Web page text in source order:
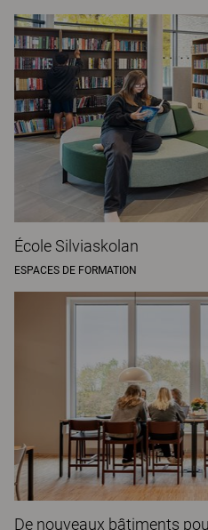
École Silviaskolan
ESPACES DE FORMATION
De nouveaux bâtiments